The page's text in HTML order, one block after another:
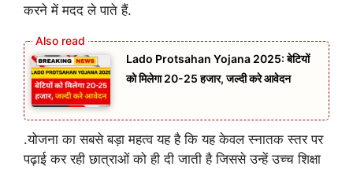
करने में मदद ले पाते हैं.
Lado Protsahan Yojana 2025: बेटियों
को मिलेगा 20-25 हजार, जल्दी करे आवेदन
.योजना का सबसे बड़ा महत्व यह है कि यह केवल स्नातक स्तर पर
पढ़ाई कर रही छात्राओं को ही दी जाती है जिससे उन्हें उच्च शिक्षा